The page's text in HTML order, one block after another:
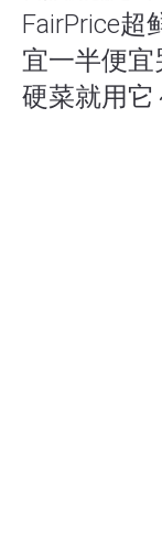
FairPrice超
宜一半便
硬菜就用它